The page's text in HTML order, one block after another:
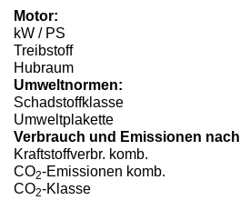
Motor:
kW / PS
Treibstoff
Hubraum
Umweltnormen:
Schadstoffklasse
Umweltplakette
Verbrauch und Emissionen
Kraftstoffverbr. komb.
CO2-Emissionen komb.
CO2-Klasse